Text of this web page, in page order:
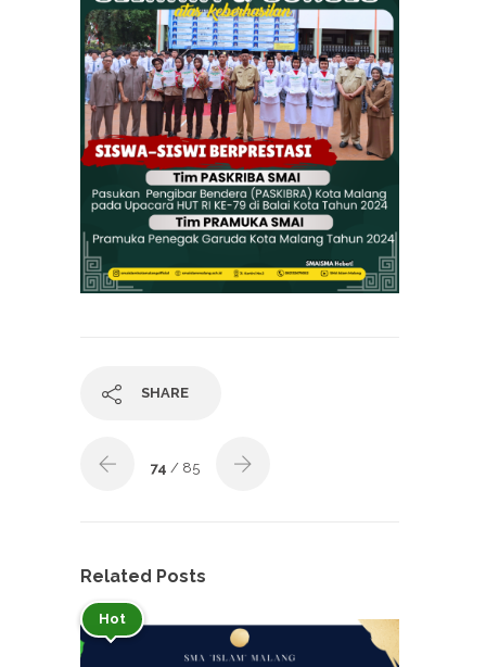
SHARE
74 / 85
Related Posts
Hot